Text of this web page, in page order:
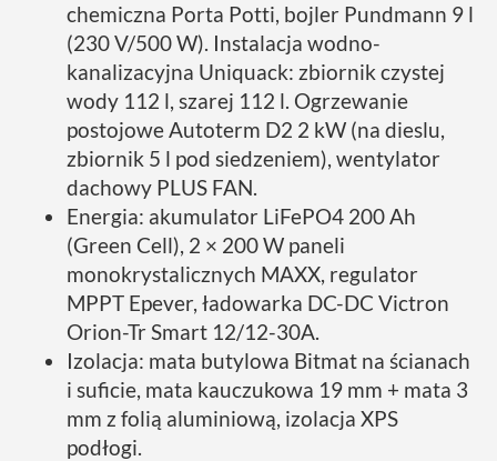
chemiczna Porta Potti, bojler Pundmann 9 l
(230 V/500 W). Instalacja wodno-
kanalizacyjna Uniquack: zbiornik czystej
wody 112 l, szarej 112 l. Ogrzewanie
postojowe Autoterm D2 2 kW (na dieslu,
zbiornik 5 l pod siedzeniem), wentylator
dachowy PLUS FAN.
Energia: akumulator LiFePO4 200 Ah
(Green Cell), 2 × 200 W paneli
monokrystalicznych MAXX, regulator
MPPT Epever, ładowarka DC-DC Victron
Orion-Tr Smart 12/12-30A.
Izolacja: mata butylowa Bitmat na ścianach
i suficie, mata kauczukowa 19 mm + mata 3
mm z folią aluminiową, izolacja XPS
podłogi.